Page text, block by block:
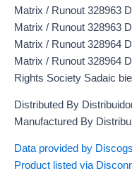
Matrix / Runout 328963
Matrix / Runout 328963
Matrix / Runout 328964
Matrix / Runout 328964
Rights Society Sadaic
Distributed By
Manufactured By
Data provided by Discogs
Product listed via